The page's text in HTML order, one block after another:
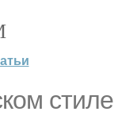
стиле